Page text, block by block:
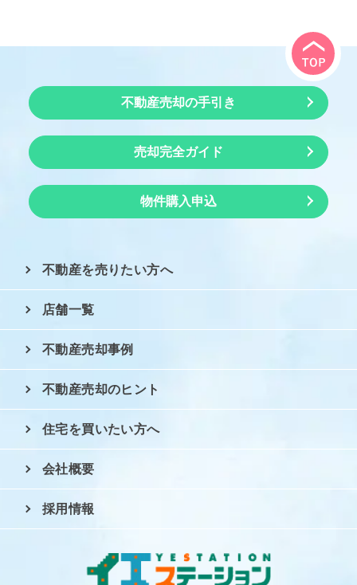
不動産売却の手引き
売却完全ガイド
物件購入申込
不動産を売りたい方へ
店舗一覧
不動産売却事例
不動産売却のヒント
住宅を買いたい方へ
会社概要
採用情報